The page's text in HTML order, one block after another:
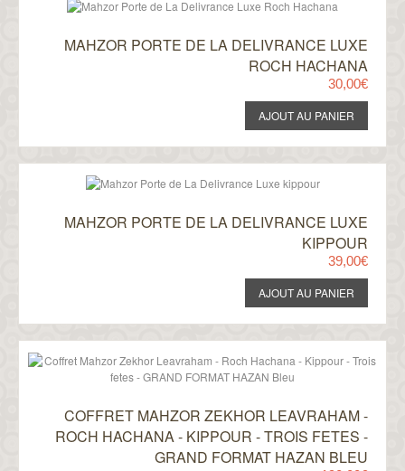
MAHZOR PORTE DE LA DELIVRANCE LUXE
ROCH HACHANA
30,00€
MAHZOR PORTE DE LA DELIVRANCE LUXE
KIPPOUR
39,00€
COFFRET MAHZOR ZEKHOR LEAVRAHAM -
ROCH HACHANA - KIPPOUR - TROIS FETES -
GRAND FORMAT HAZAN BLEU